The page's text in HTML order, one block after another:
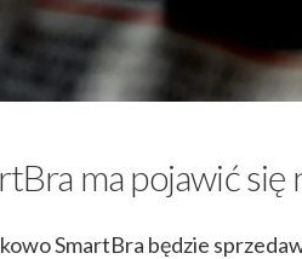
ma pojawić
SmartBra będzie